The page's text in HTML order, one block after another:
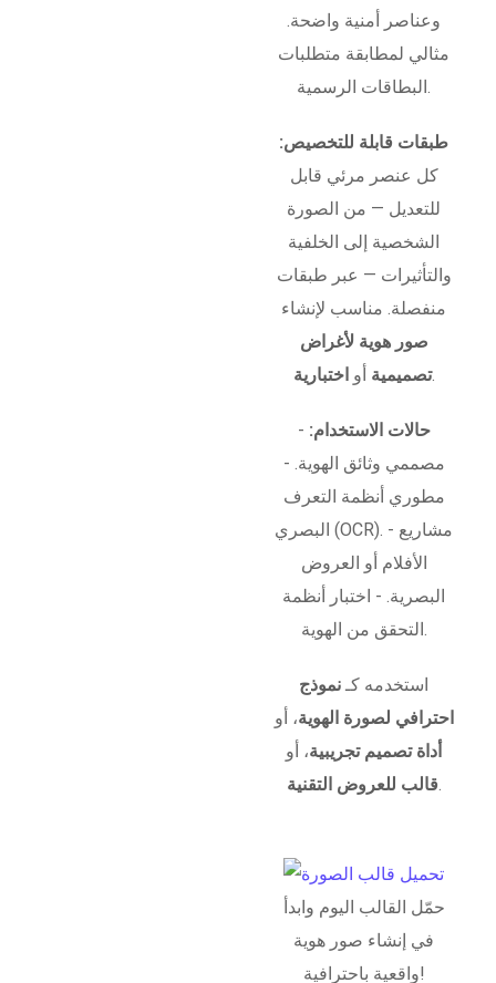
وعناصر أمنية واضحة.
مثالي لمطابقة متطلبات
البطاقات الرسمية.
طبقات قابلة للتخصيص:
كل عنصر مرئي قابل
للتعديل — من الصورة
الشخصية إلى الخلفية
والتأثيرات — عبر طبقات
منفصلة. مناسب لإنشاء
صور هوية لأغراض
تصميمية أو اختبارية .
حالات الاستخدام: -
مصممي وثائق الهوية. -
مطوري أنظمة التعرف
البصري (OCR). - مشاريع
الأفلام أو العروض
البصرية. - اختبار أنظمة
التحقق من الهوية.
استخدمه كـنموذج
احترافي لصورة الهوية، أو
أداة تصميم تجريبية، أو
قالب للعروض التقنية.
حمّل القالب اليوم وابدأ
في إنشاء صور هوية
واقعية باحترافية!